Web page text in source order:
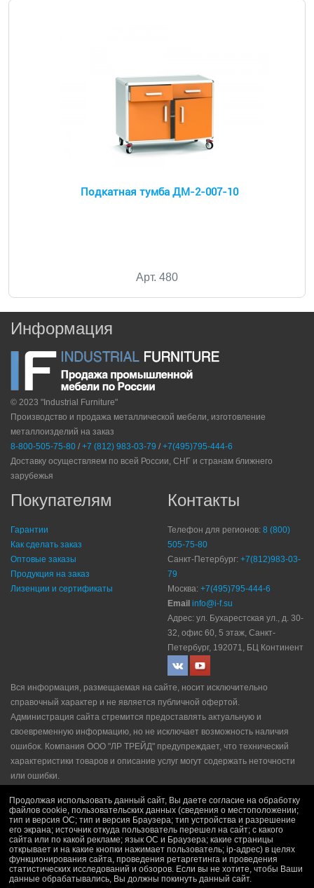
Подкатная тумба ДМ-2-007-10
Арт. 480
Информация
© 2023 "Industrial Furniture"
Производство и продажа металлической мебели, изготовление
металлоизделий на заказ
8-800-505-75-80 / +7 (812) 983-03-79 / +7(495)795-444-6
Доставку осуществляем по всей России, СНГ и странам ближнего
зарубежья
Покупателям
Гарантии
Как сделать заказ
Оптовые заказы
Продукция на заказ
Лизенции и сертификаты
Контакты
Телефон для регионов: 8 (800)
505-75-80
Санкт-Петербург: +7(812)983-03-
79
Москва: +7(495)795-444-6
Email info@i-f.su
Адрес: ул. Бухарестская ул., д. 30-
32, офис 60, 5 этаж, Санкт-
Петербург, 192071, БЦ Континент
Вся информация, размещаемая на сайте, носит исключительно
справочный характер и не является публичной офертой.
Администрация сайта стремится предоставлять актуальную и
своевременную информацию, но не исключает возможность наличия
ошибок. Компания ООО "ЛР ТРЕЙД" прeдупрeждaeт, что технический
характеристики товаров и описание услуг могут содержать неточности
или ошибки.
Политика рекламной рассылки|Правила продажи
Продолжая использовать данный сайт, Вы даете согласие на обработку
файлов cookie, пользовательских данных (сведения о местоположении;
тип и версия ОС; тип и версия Браузера; тип устройства и разрешение
его экрана; источник откуда пользователь перешел на сайт; с какого
сайта или по какой рекламе; язык ОС и Браузера; какие страницы
открывает и на какие кнопки нажимает пользователь; ip-адрес) в целях
функционирования сайта, проведения ретаргетинга и проведения
статистических исследований и обзоров. Если вы не хотите, чтобы Ваши
данные обрабатывались, Вы должны покинуть данный сайт.